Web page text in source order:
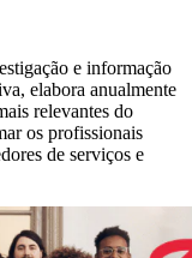
e informação
elabora anualmente
relevantes do
os profissionais
de serviços e